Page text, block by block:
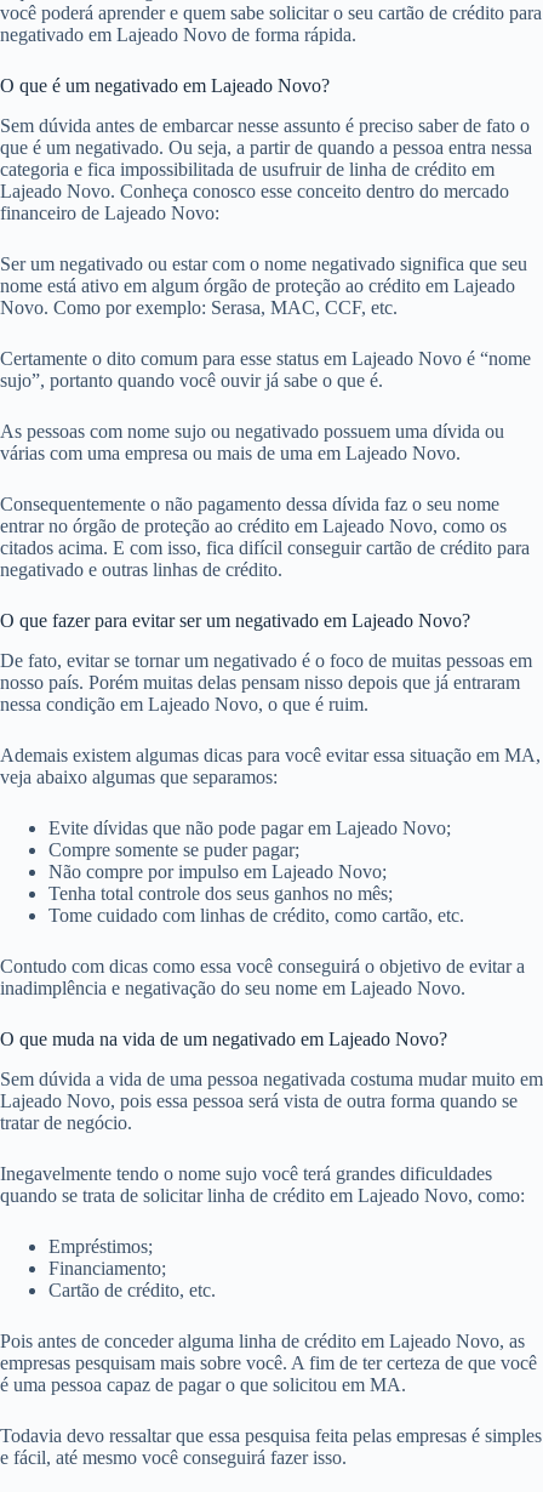
você poderá aprender e quem sabe solicitar o seu cartão de crédito para
negativado em Lajeado Novo de forma rápida.
O que é um negativado em Lajeado Novo?
Sem dúvida antes de embarcar nesse assunto é preciso saber de fato o
que é um negativado. Ou seja, a partir de quando a pessoa entra nessa
categoria e fica impossibilitada de usufruir de linha de crédito em
Lajeado Novo. Conheça conosco esse conceito dentro do mercado
financeiro de Lajeado Novo:
Ser um negativado ou estar com o nome negativado significa que seu
nome está ativo em algum órgão de proteção ao crédito em Lajeado
Novo. Como por exemplo: Serasa, MAC, CCF, etc.
Certamente o dito comum para esse status em Lajeado Novo é “nome
sujo”, portanto quando você ouvir já sabe o que é.
As pessoas com nome sujo ou negativado possuem uma dívida ou
várias com uma empresa ou mais de uma em Lajeado Novo.
Consequentemente o não pagamento dessa dívida faz o seu nome
entrar no órgão de proteção ao crédito em Lajeado Novo, como os
citados acima. E com isso, fica difícil conseguir cartão de crédito para
negativado e outras linhas de crédito.
O que fazer para evitar ser um negativado em Lajeado Novo?
De fato, evitar se tornar um negativado é o foco de muitas pessoas em
nosso país. Porém muitas delas pensam nisso depois que já entraram
nessa condição em Lajeado Novo, o que é ruim.
Ademais existem algumas dicas para você evitar essa situação em MA,
veja abaixo algumas que separamos:
Evite dívidas que não pode pagar em Lajeado Novo;
Compre somente se puder pagar;
Não compre por impulso em Lajeado Novo;
Tenha total controle dos seus ganhos no mês;
Tome cuidado com linhas de crédito, como cartão, etc.
Contudo com dicas como essa você conseguirá o objetivo de evitar a
inadimplência e negativação do seu nome em Lajeado Novo.
O que muda na vida de um negativado em Lajeado Novo?
Sem dúvida a vida de uma pessoa negativada costuma mudar muito em
Lajeado Novo, pois essa pessoa será vista de outra forma quando se
tratar de negócio.
Inegavelmente tendo o nome sujo você terá grandes dificuldades
quando se trata de solicitar linha de crédito em Lajeado Novo, como:
Empréstimos;
Financiamento;
Cartão de crédito, etc.
Pois antes de conceder alguma linha de crédito em Lajeado Novo, as
empresas pesquisam mais sobre você. A fim de ter certeza de que você
é uma pessoa capaz de pagar o que solicitou em MA.
Todavia devo ressaltar que essa pesquisa feita pelas empresas é simples
e fácil, até mesmo você conseguirá fazer isso.